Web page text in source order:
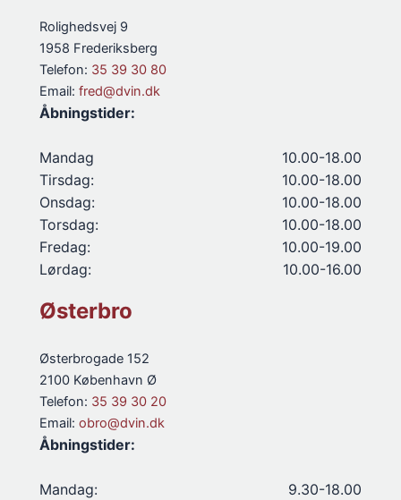
Rolighedsvej 9
1958 Frederiksberg
Telefon: 35 39 30 80
Email: fred@dvin.dk
Åbningstider:
Mandag
10.00-18.00
Tirsdag:
10.00-18.00
Onsdag:
10.00-18.00
Torsdag:
10.00-18.00
Fredag:
10.00-19.00
Lørdag:
10.00-16.00
Østerbro
Østerbrogade 152
2100 København Ø
Telefon: 35 39 30 20
Email: obro@dvin.dk
Åbningstider:
Mandag:
9.30-18.00